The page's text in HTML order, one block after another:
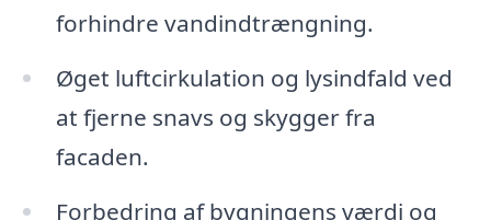
forhindre vandindtrængning.
Øget luftcirkulation og lysindfald ved
at fjerne snavs og skygger fra
facaden.
Forbedring af bygningens værdi og